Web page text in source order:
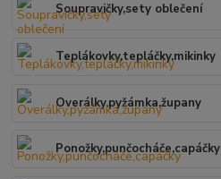
Soupravičky,sety oblečení
Teplákovky,tepláčky,mikinky
Overálky,pyžámka,župany
Ponožky,punčocháče,capáčky